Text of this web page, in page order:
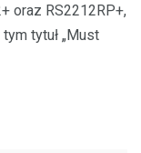
oraz RS2212RP+,
tytuł „Must